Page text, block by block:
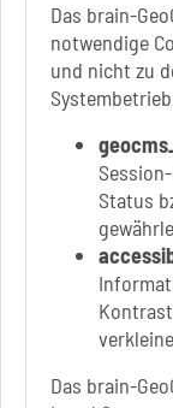
Das brain-
notwendige
und nicht zu
Status
Das brain-
Link zur
39218
+49
+49
Infos zur